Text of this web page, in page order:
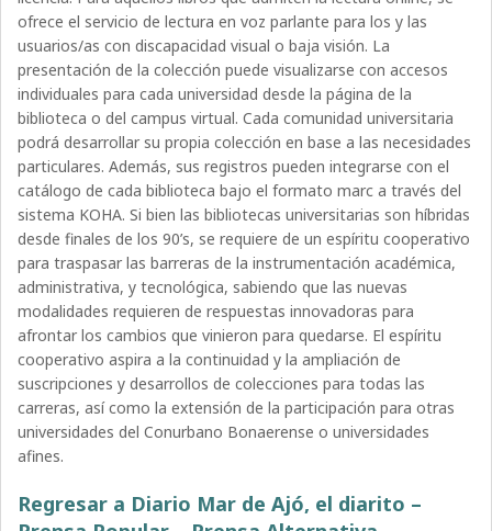
ofrece el servicio de lectura en voz parlante para los y las
usuarios/as con discapacidad visual o baja visión. La
presentación de la colección puede visualizarse con accesos
individuales para cada universidad desde la página de la
biblioteca o del campus virtual. Cada comunidad universitaria
podrá desarrollar su propia colección en base a las necesidades
particulares. Además, sus registros pueden integrarse con el
catálogo de cada biblioteca bajo el formato marc a través del
sistema KOHA. Si bien las bibliotecas universitarias son híbridas
desde finales de los 90’s, se requiere de un espíritu cooperativo
para traspasar las barreras de la instrumentación académica,
administrativa, y tecnológica, sabiendo que las nuevas
modalidades requieren de respuestas innovadoras para
afrontar los cambios que vinieron para quedarse. El espíritu
cooperativo aspira a la continuidad y la ampliación de
suscripciones y desarrollos de colecciones para todas las
carreras, así como la extensión de la participación para otras
universidades del Conurbano Bonaerense o universidades
afines.
Regresar a Diario Mar de Ajó, el diarito –